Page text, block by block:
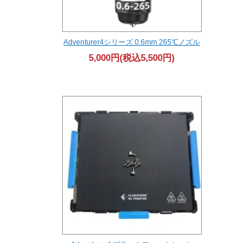
Adventurer4シリーズ 0.6mm 265℃ノズル
5,000円(税込5,500円)